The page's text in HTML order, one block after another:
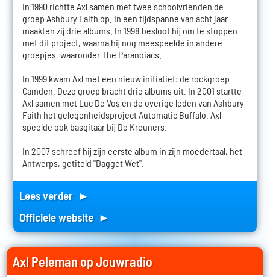
In 1990 richtte Axl samen met twee schoolvrienden de
groep Ashbury Faith op. In een tijdspanne van acht jaar
maakten zij drie albums. In 1998 besloot hij om te stoppen
met dit project, waarna hij nog meespeelde in andere
groepjes, waaronder The Paranoiacs.
In 1999 kwam Axl met een nieuw initiatief: de rockgroep
Camden. Deze groep bracht drie albums uit. In 2001 startte
Axl samen met Luc De Vos en de overige leden van Ashbury
Faith het gelegenheidsproject Automatic Buffalo. Axl
speelde ook basgitaar bij De Kreuners.
In 2007 schreef hij zijn eerste album in zijn moedertaal, het
Antwerps, getiteld "Dagget Wet".
Lees verder ►
Officiele website ►
Axl Peleman op Jouwradio